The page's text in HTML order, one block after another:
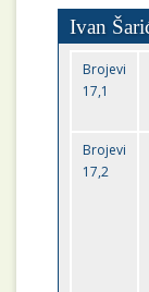
Ivan
Brojevi
17,1
Brojevi
17,2